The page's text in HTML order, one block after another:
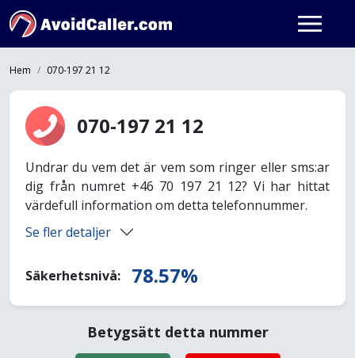
Hem 070-197 21 12
070-197 21 12
Undrar du vem det är vem som ringer eller sms:ar
dig från numret +46 70 197 21 12? Vi har hittat
värdefull information om detta telefonnummer.
Se fler detaljer
Säkerhetsnivå: 78.57%
Betygsätt detta nummer